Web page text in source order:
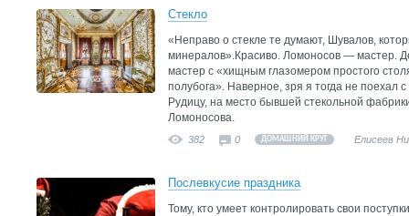
Стекло
«Неправо о стекле те думают, Шувалов,
минералов».Красиво. Ломоносов — мастер.
мастер с «хищным глазомером простого
полубога». Наверное, зря я тогда не поехал
Рудицу, на место бывшей стекольной
Ломоносова.
382 0 ДОМАШНИЙ КРУГ Елисеев
Послевкусие праздника
Тому, кто умеет контролировать свои